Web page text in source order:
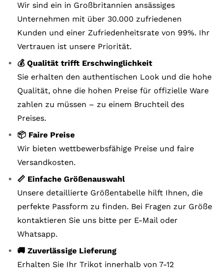
Wir sind ein in Großbritannien ansässiges
Unternehmen mit über 30.000 zufriedenen
Kunden und einer Zufriedenheitsrate von 99%. Ihr
Vertrauen ist unsere Priorität.
💰 Qualität trifft Erschwinglichkeit
Sie erhalten den authentischen Look und die hohe
Qualität, ohne die hohen Preise für offizielle Ware
zahlen zu müssen – zu einem Bruchteil des
Preises.
📦 Faire Preise
Wir bieten wettbewerbsfähige Preise und faire
Versandkosten.
📏 Einfache Größenauswahl
Unsere detaillierte Größentabelle hilft Ihnen, die
perfekte Passform zu finden. Bei Fragen zur Größe
kontaktieren Sie uns bitte per E-Mail oder
Whatsapp.
🚚 Zuverlässige Lieferung
Erhalten Sie Ihr Trikot innerhalb von 7-12